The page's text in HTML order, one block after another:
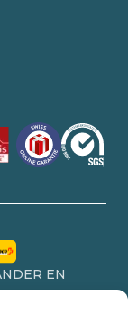
EN